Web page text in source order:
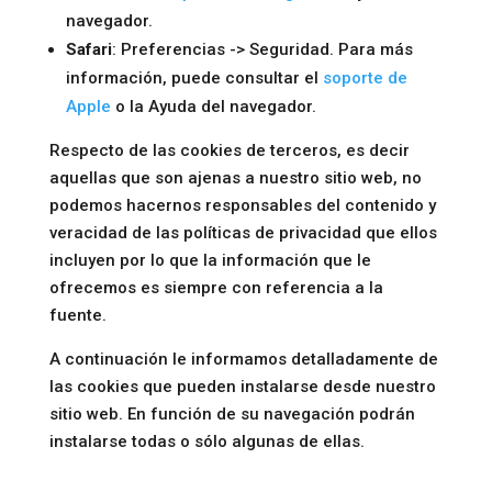
navegador.
Safari: Preferencias -> Seguridad. Para más
información, puede consultar el soporte de
Apple o la Ayuda del navegador.
Respecto de las cookies de terceros, es decir
aquellas que son ajenas a nuestro sitio web, no
podemos hacernos responsables del contenido y
veracidad de las políticas de privacidad que ellos
incluyen por lo que la información que le
ofrecemos es siempre con referencia a la
fuente.
A continuación le informamos detalladamente de
las cookies que pueden instalarse desde nuestro
sitio web. En función de su navegación podrán
instalarse todas o sólo algunas de ellas.